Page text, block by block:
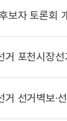
보자 토론회
거 포천시장
선거벽보·